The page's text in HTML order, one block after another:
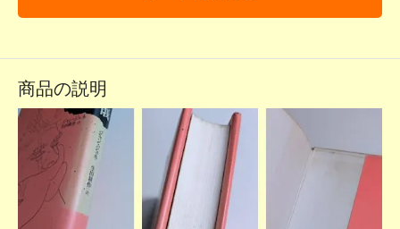
商品の説明